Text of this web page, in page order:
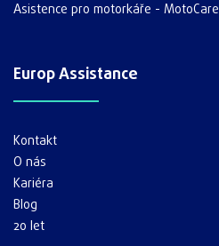
Asistence pro motorkáře - MotoCare
Europ Assistance
Kontakt
O nás
Kariéra
Blog
20 let